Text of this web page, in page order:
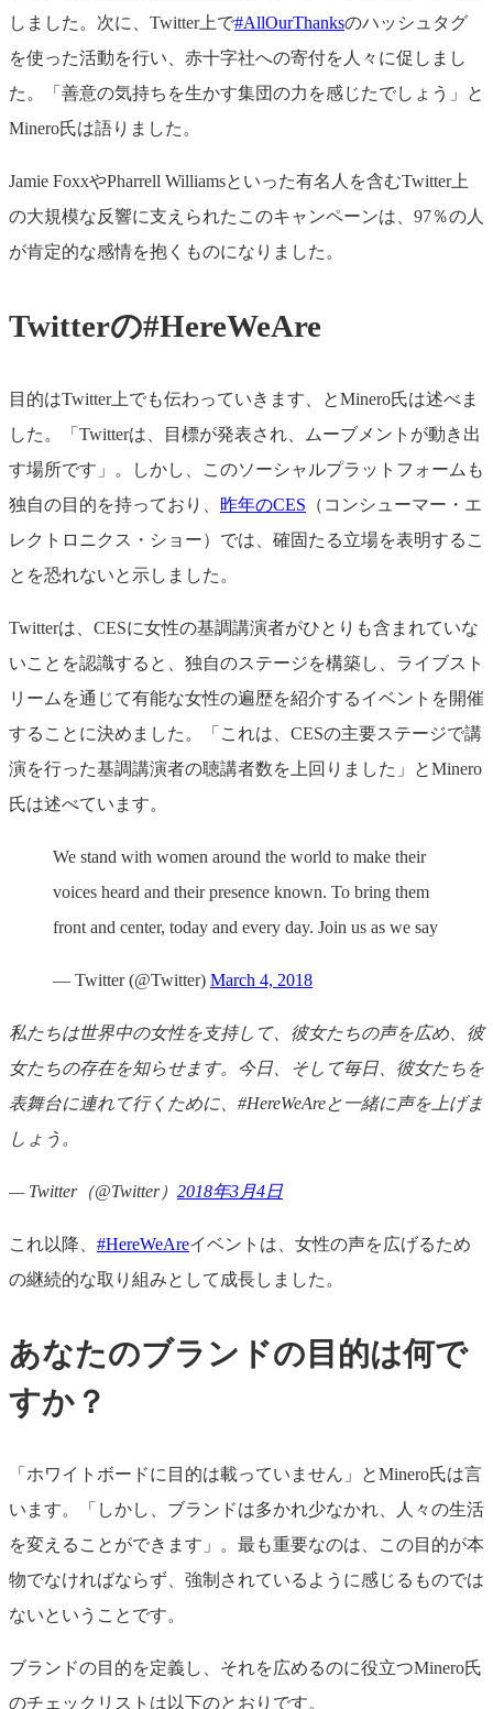
しました。次に、Twitter上で#AllOurThanksのハッシュタグ
を使った活動を行い、赤十字社への寄付を人々に促しまし
た。「善意の気持ちを生かす集団の力を感じたでしょう」と
Minero氏は語りました。
Jamie FoxxやPharrell Williamsといった有名人を含むTwitter上
の大規模な反響に支えられたこのキャンペーンは、97％の人
が肯定的な感情を抱くものになりました。
Twitterの#HereWeAre
目的はTwitter上でも伝わっていきます、とMinero氏は述べま
した。「Twitterは、目標が発表され、ムーブメントが動き出
す場所です」。しかし、このソーシャルプラットフォームも
独自の目的を持っており、 昨年のCES （コンシューマー・エ
レクトロニクス・ショー）では、確固たる立場を表明するこ
とを恐れないと示しました。
Twitterは、CESに女性の基調講演者がひとりも含まれていな
いことを認識すると、独自のステージを構築し、ライブスト
リームを通じて有能な女性の遍歴を紹介するイベントを開催
することに決めました。「これは、CESの主要ステージで講
演を行った基調講演者の聴講者数を上回りました」とMinero
氏は述べています。
We stand with women around the world to make their
voices heard and their presence known. To bring them
front and center, today and every day. Join us as we say
— Twitter (@Twitter) March 4, 2018
私たちは世界中の女性を支持して、彼女たちの声を広め、彼
女たちの存在を知らせます。今日、そして毎日、彼女たちを
表舞台に連れて行くために、#HereWeAreと一緒に声を上げま
しょう。
— Twitter（@Twitter） 2018年3月4日
これ以降、 #HereWeAreイベントは、女性の声を広げるため
の継続的な取り組みとして成長しました。
あなたのブランドの目的は何で
すか？
「ホワイトボードに目的は載っていません」とMinero氏は言
います。「しかし、ブランドは多かれ少なかれ、人々の生活
を変えることができます」。最も重要なのは、この目的が本
物でなければならず、強制されているように感じるものでは
ないということです。
ブランドの目的を定義し、それを広めるのに役立つMinero氏
のチェックリストは以下のとおりです。